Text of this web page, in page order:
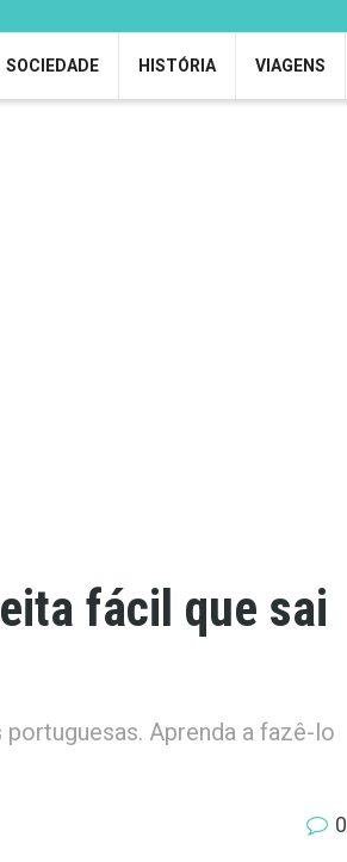
SOCIEDADE HISTÓRIA VIAGENS
fácil que sai
Aprenda a fazê-lo
0